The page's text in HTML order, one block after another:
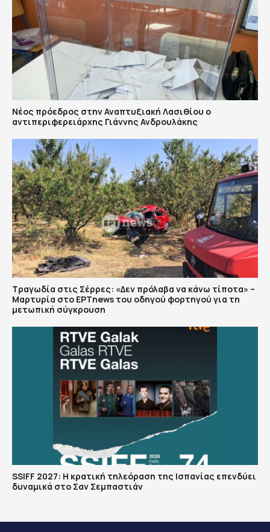
Νέος πρόεδρος στην Αναπτυξιακή Λασιθίου ο
αντιπεριφερειάρχης Γιάννης Ανδρουλάκης
Τραγωδία στις Σέρρες: «Δεν πρόλαβα να κάνω τίποτα» –
Μαρτυρία στο ΕΡΤnews του οδηγού φορτηγού για τη
μετωπική σύγκρουση
SSIFF 2027: Η κρατική τηλεόραση της Ισπανίας επενδύει
δυναμικά στο Σαν Σεμπαστιάν